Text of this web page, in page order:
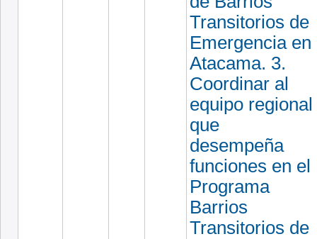
Transitorios de
Emergencia en
Atacama. 3.
Coordinar al
equipo regional
que
desempeña
funciones en el
Programa
Barrios
Transitorios de